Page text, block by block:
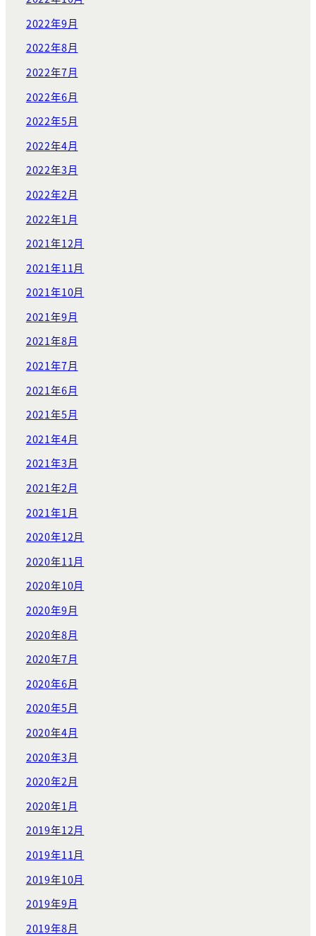
2022年9月
2022年8月
2022年7月
2022年6月
2022年5月
2022年4月
2022年3月
2022年2月
2022年1月
2021年12月
2021年11月
2021年10月
2021年9月
2021年8月
2021年7月
2021年6月
2021年5月
2021年4月
2021年3月
2021年2月
2021年1月
2020年12月
2020年11月
2020年10月
2020年9月
2020年8月
2020年7月
2020年6月
2020年5月
2020年4月
2020年3月
2020年2月
2020年1月
2019年12月
2019年11月
2019年10月
2019年9月
2019年8月